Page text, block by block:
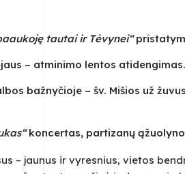
tautai ir Tėvynei“
– atminimo lentos atidengimas.
bažnyčioje – šv. Mišios už
koncertas, partizanų
– jaunus ir vyresnius, vietos